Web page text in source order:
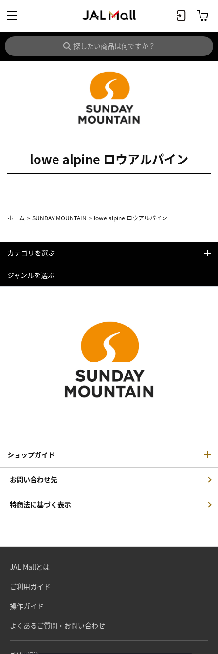
lowe alpine ロウアルパイン
ホーム >SUNDAY MOUNTAIN > lowe alpine ロウアルパイン
カテゴリを選ぶ
ジャンルを選ぶ
ショップガイド
お問い合わせ先
特商法に基づく表示
JAL Mallとは
ご利用ガイド
操作ガイド
よくあるご質問・お問い合わせ